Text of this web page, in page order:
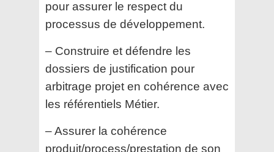
pour assurer le respect du
processus de développement.
– Construire et défendre les
dossiers de justification pour
arbitrage projet en cohérence avec
les référentiels Métier.
– Assurer la cohérence
produit/process/prestation de son